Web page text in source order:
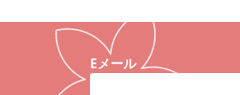
Eメール